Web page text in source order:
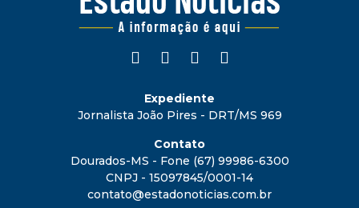
Expediente
Jornalista João Pires - DRT/MS 969
Contato
Dourados-MS - Fone (67) 99986-6300
CNPJ - 15097845/0001-14
contato@estadonoticias.com.br